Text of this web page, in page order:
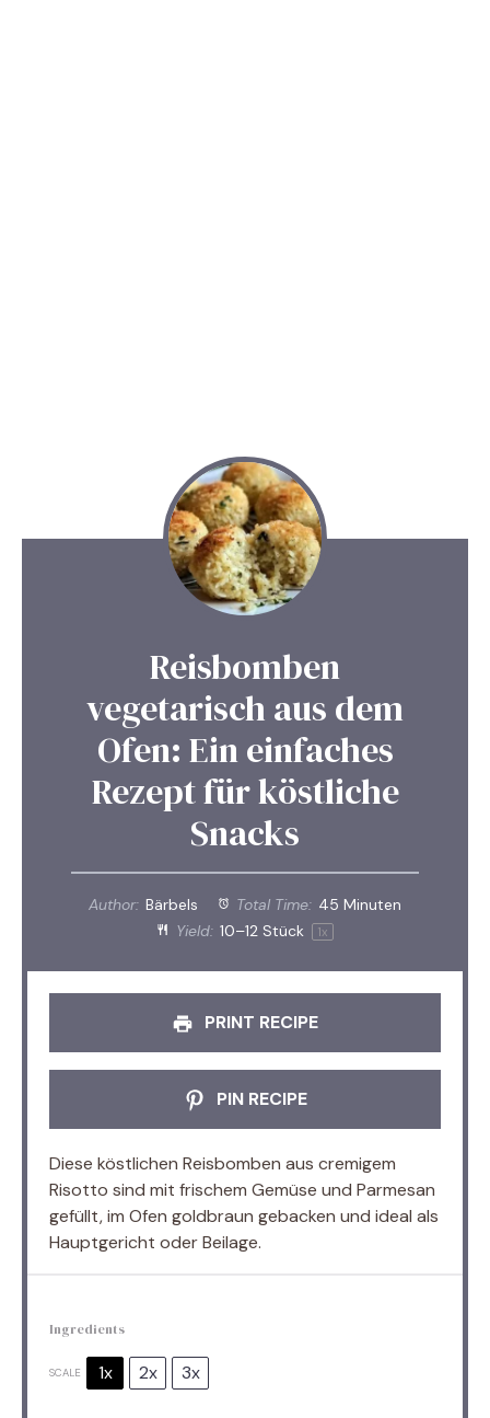
Reisbomben
vegetarisch aus dem
Ofen: Ein einfaches
Rezept für köstliche
Snacks
Author: Bärbels Total Time: 45 Minuten
Yield: 10–12Stück 1x
PRINT RECIPE
PIN RECIPE
Diese köstlichen Reisbomben aus cremigem
Risotto sind mit frischem Gemüse und Parmesan
gefüllt, im Ofen goldbraun gebacken und ideal als
Hauptgericht oder Beilage.
Ingredients
SCALE 1x 2x 3x